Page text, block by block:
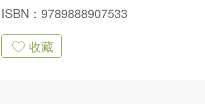
ISBN：9789888907533
收藏